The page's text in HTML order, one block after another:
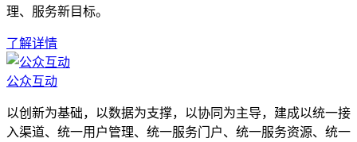
理、服务新目标。
了解详情
公众互动
以创新为基础，以数据为支撑，以协同为主导，建成以统一接
入渠道、统一用户管理、统一服务门户、统一服务资源、统一